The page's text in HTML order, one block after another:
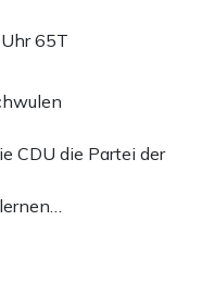
65T
CDU die Partei der